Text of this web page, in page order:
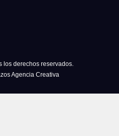
los derechos reservados.
Agencia Creativa